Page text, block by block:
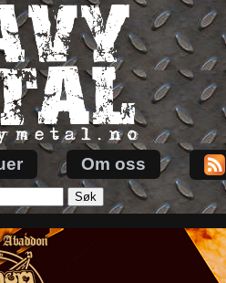
Om oss